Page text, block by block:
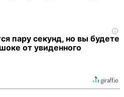
i
пару секунд, но вы будете
от увиденного